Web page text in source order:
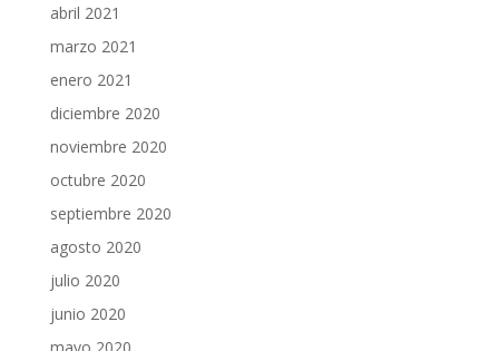
abril 2021
marzo 2021
enero 2021
diciembre 2020
noviembre 2020
octubre 2020
septiembre 2020
agosto 2020
julio 2020
junio 2020